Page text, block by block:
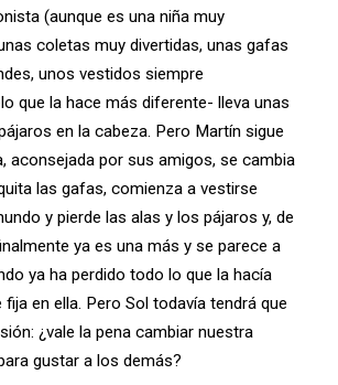
(aunque es una niña muy
coletas muy divertidas, unas gafas
unos vestidos siempre
que la hace más diferente- lleva unas
en la cabeza. Pero Martín sigue
aconsejada por sus amigos, se cambia
las gafas, comienza a vestirse
y pierde las alas y los pájaros y, de
ya es una más y se parece a
ya ha perdido todo lo que la hacía
en ella. Pero Sol todavía tendrá que
¿vale la pena cambiar nuestra
gustar a los demás?